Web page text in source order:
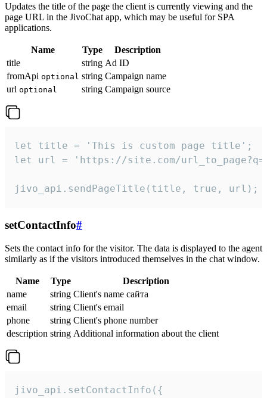
Updates the title of the page the client is currently viewing and the
page URL in the JivoChat app, which may be useful for SPA
applications.
Name Type
Description
title
string Ad ID
fromApi optional string Campaign name
url optional string Campaign source
let title = 'This is custom page title';
let url = 'https://site.com/
jivo_api.sendPageTitle(title, true, url);
setContactInfo#
Sets the contact info for the visitor. The data is displayed to the agent
similarly as if the visitors introduced themselves in the chat window.
Name Type
Description
name
string Client's name сайта
email
string Client's email
phone
string Client's phone number
description string Additional information about the client
jivo_api.setContactInfo({